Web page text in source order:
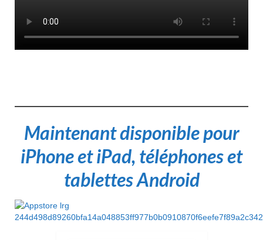
Maintenant disponible pour
iPhone et iPad, téléphones et
tablettes Android